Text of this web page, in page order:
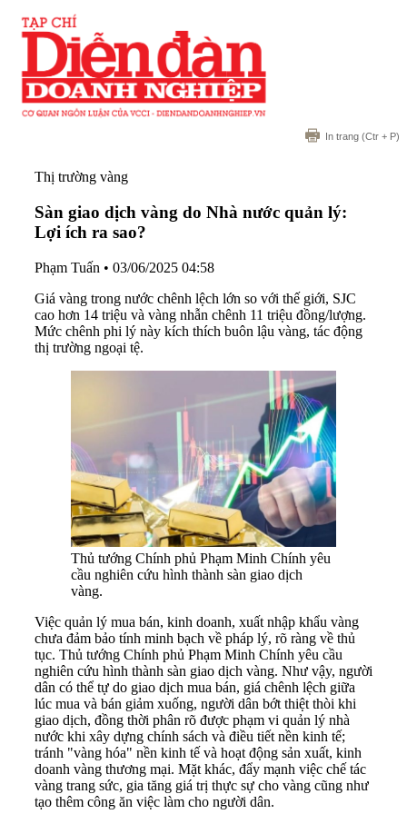
In trang (Ctr + P)
Thị trường vàng
Sàn giao dịch vàng do Nhà nước quản lý:
Lợi ích ra sao?
Phạm Tuấn • 03/06/2025 04:58
Giá vàng trong nước chênh lệch lớn so với thế giới, SJC
cao hơn 14 triệu và vàng nhẫn chênh 11 triệu đồng/lượng.
Mức chênh phi lý này kích thích buôn lậu vàng, tác động
thị trường ngoại tệ.
Thủ tướng Chính phủ Phạm Minh Chính yêu
cầu nghiên cứu hình thành sàn giao dịch
vàng.
Việc quản lý mua bán, kinh doanh, xuất nhập khẩu vàng
chưa đảm bảo tính minh bạch về pháp lý, rõ ràng về thủ
tục. Thủ tướng Chính phủ Phạm Minh Chính yêu cầu
nghiên cứu hình thành sàn giao dịch vàng. Như vậy, người
dân có thể tự do giao dịch mua bán, giá chênh lệch giữa
lúc mua và bán giảm xuống, người dân bớt thiệt thòi khi
giao dịch, đồng thời phân rõ được phạm vi quản lý nhà
nước khi xây dựng chính sách và điều tiết nền kinh tế;
tránh "vàng hóa" nền kinh tế và hoạt động sản xuất, kinh
doanh vàng thương mại. Mặt khác, đẩy mạnh việc chế tác
vàng trang sức, gia tăng giá trị thực sự cho vàng cũng như
tạo thêm công ăn việc làm cho người dân.